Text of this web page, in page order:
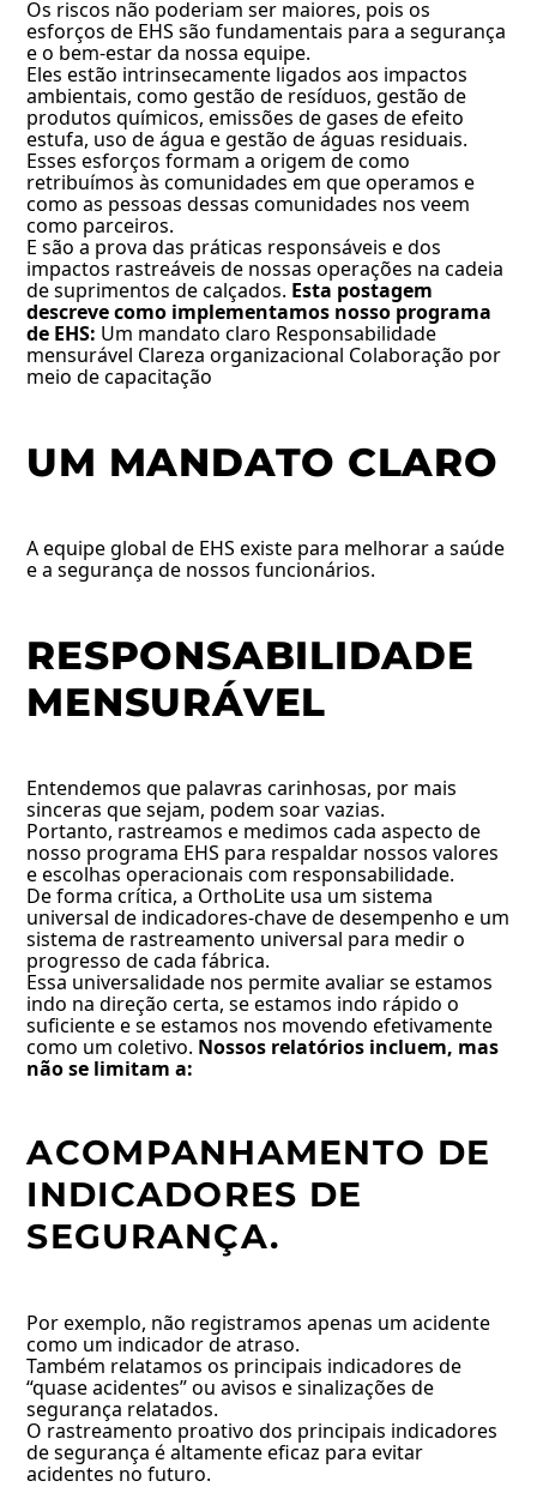
Os riscos não poderiam ser maiores, pois os
esforços de EHS são fundamentais para a segurança
e o bem-estar da nossa equipe.
Eles estão intrinsecamente ligados aos impactos
ambientais, como gestão de resíduos, gestão de
produtos químicos, emissões de gases de efeito
estufa, uso de água e gestão de águas residuais.
Esses esforços formam a origem de como
retribuímos às comunidades em que operamos e
como as pessoas dessas comunidades nos veem
como parceiros.
E são a prova das práticas responsáveis e dos
impactos rastreáveis de nossas operações na cadeia
de suprimentos de calçados. Esta postagem
descreve como implementamos nosso programa
de EHS: Um mandato claro Responsabilidade
mensurável Clareza organizacional Colaboração por
meio de capacitação
UM MANDATO CLARO
A equipe global de EHS existe para melhorar a saúde
e a segurança de nossos funcionários.
RESPONSABILIDADE
MENSURÁVEL
Entendemos que palavras carinhosas, por mais
sinceras que sejam, podem soar vazias.
Portanto, rastreamos e medimos cada aspecto de
nosso programa EHS para respaldar nossos valores
e escolhas operacionais com responsabilidade.
De forma crítica, a OrthoLite usa um sistema
universal de indicadores-chave de desempenho e um
sistema de rastreamento universal para medir o
progresso de cada fábrica.
Essa universalidade nos permite avaliar se estamos
indo na direção certa, se estamos indo rápido o
suficiente e se estamos nos movendo efetivamente
como um coletivo. Nossos relatórios incluem, mas
não se limitam a:
ACOMPANHAMENTO DE
INDICADORES DE
SEGURANÇA.
Por exemplo, não registramos apenas um acidente
como um indicador de atraso.
Também relatamos os principais indicadores de
“quase acidentes” ou avisos e sinalizações de
segurança relatados.
O rastreamento proativo dos principais indicadores
de segurança é altamente eficaz para evitar
acidentes no futuro.